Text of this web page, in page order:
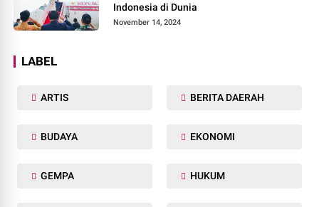
Indonesia di Dunia
November 14, 2024
LABEL
ARTIS BERITA DAERAH
BUDAYA EKONOMI
GEMPA HUKUM